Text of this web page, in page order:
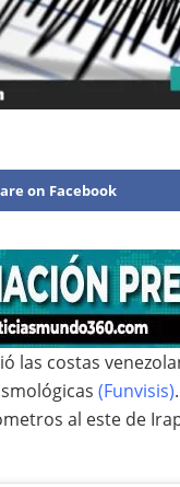
on Facebook
las costas
(Funvisis)
al este de